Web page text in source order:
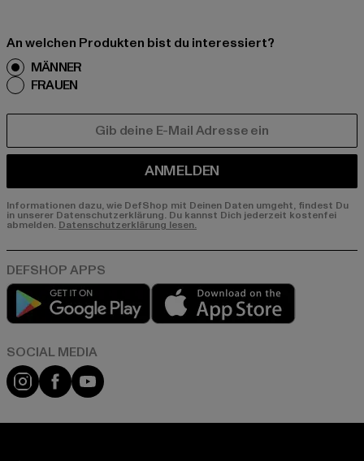
An welchen Produkten bist du interessiert?
MÄNNER
FRAUEN
ANMELDEN
Informationen dazu, wie DefShop mit Deinen Daten umgeht, findest Du
in unserer Datenschutzerklärung. Du kannst Dich jederzeit kostenfei
abmelden. Datenschutzerklärung lesen.
Play market
Instagram
FacebookYouTube